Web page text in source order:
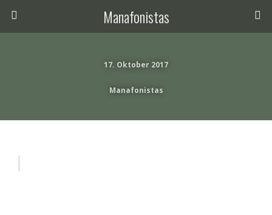
Manafonistas
17. Oktober 2017
Manafonistas